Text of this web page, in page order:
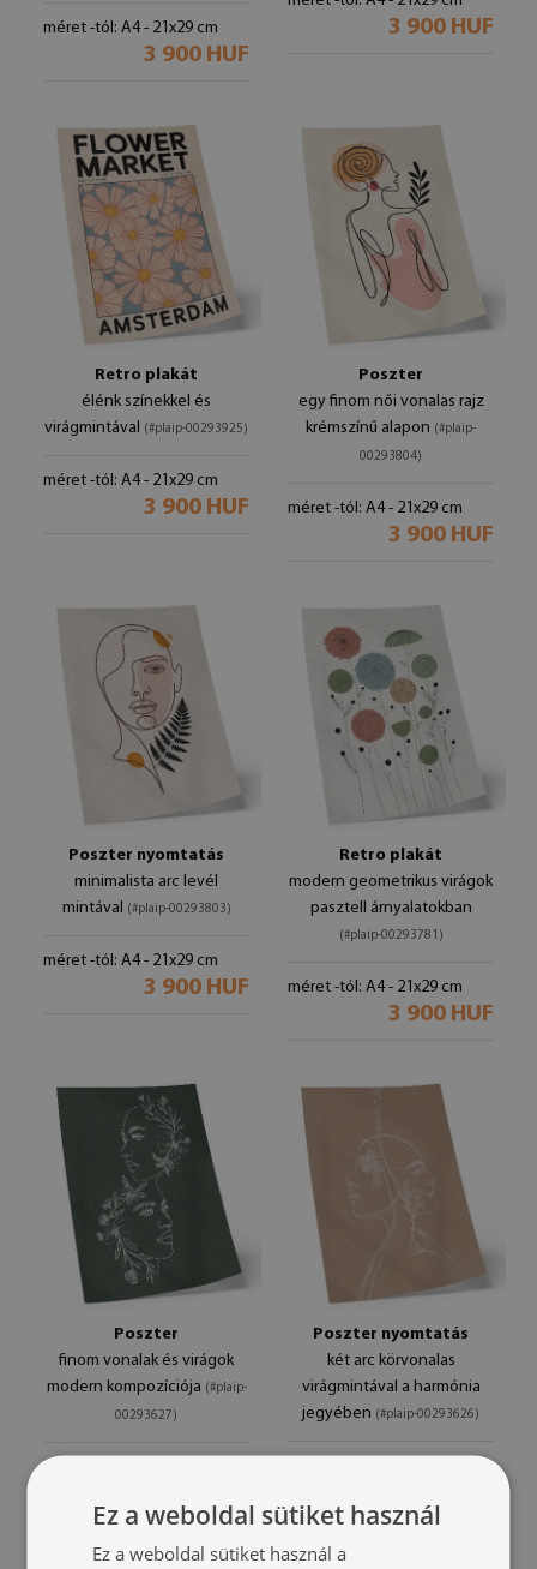
méret -tól: A4 - 21x29 cm
3 900 HUF
3 900 HUF
Retro plakát
élénk színekkel és
virágmintával (#plaip-00293925)
méret -tól: A4 - 21x29 cm
3 900 HUF
Poszter
egy finom női vonalas rajz
krémszínű alapon (#plaip-
00293804)
méret -tól: A4 - 21x29 cm
3 900 HUF
Poszter nyomtatás
minimalista arc levél
mintával (#plaip-00293803)
méret -tól: A4 - 21x29 cm
3 900 HUF
Retro plakát
modern geometrikus virágok
pasztell árnyalatokban
(#plaip-00293781)
méret -tól: A4 - 21x29 cm
3 900 HUF
Poszter
finom vonalak és virágok
modern kompozíciója (#plaip-
00293627)
Poszter nyomtatás
két arc körvonalas
virágmintával a harmónia
jegyében (#plaip-00293626)
Ez a weboldal sütiket használ
Ez a weboldal sütiket használ a